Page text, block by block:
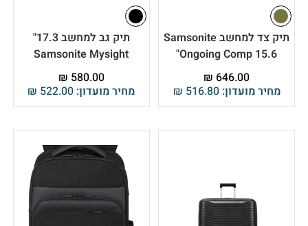
תיק צד למחשב Samsonite
Ongoing Comp 15.6"
מחיר מועדון: ₪ 516.80
₪ 646.00
תיק גב למחשב 17.3"
Samsonite Mysight
מחיר מועדון: ₪ 522.00
₪ 580.00